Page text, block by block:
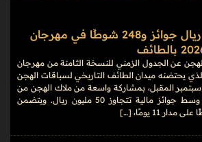
أكثر من 50 مليون ريال جوائز و248 شوطًا في مهرجان
عن الجدول الزمني للنسخة الثامنة من مهرجان
العهد للهجن 2026، الذي يحتضنه ميدان الطائف التاريخي لسباقات الهجن
خلال الفترة من 3 إلى 13 سبتمبر المقبل، بمشاركة واسعة من ملاك الهجن من
داخل المملكة وخارجها، وسط جوائز مالية تتجاوز 50 مليون ريال. ويتضمن